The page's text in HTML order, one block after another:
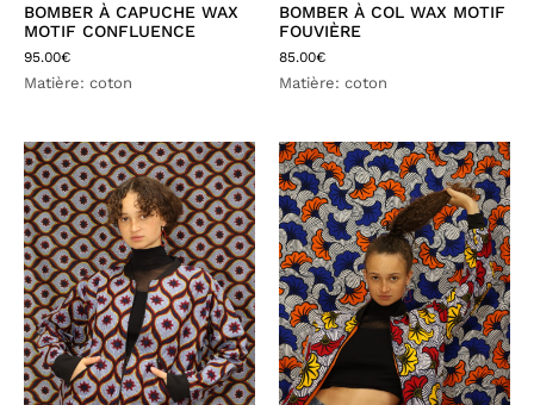
BOMBER À CAPUCHE WAX
MOTIF CONFLUENCE
95.00€
Matière: coton
BOMBER À COL WAX MOTIF
FOUVIÈRE
85.00€
Matière: coton